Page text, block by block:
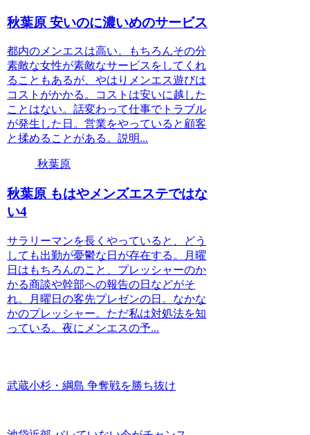
秋葉原 安いのに濃いめのサービス
都内のメンエスは高い。もちろんその分
素敵な女性が素敵なサービスをしてくれ
ることもあるが、やはりメンエス遊びは
コストがかかる。コストは安いに越した
ことはない。話変わって仕事でトラブル
が発生した日。営業をやっていると顧客
と揉めることがある。説明...
秋葉原
秋葉原 もはやメンズエステではな
い4
サラリーマンを長くやっていると、どう
しても出勤が憂鬱な日が存在する。月曜
日はもちろんのこと、プレッシャーのか
かる商談や幹部への報告の日などがそ
れ。月曜日の客先プレゼンの日。なかな
かのプレッシャー。ただ私は対処法を知
っている。夜にメンエスの予...
武蔵小杉・綱島 争奪戦を勝ち抜け